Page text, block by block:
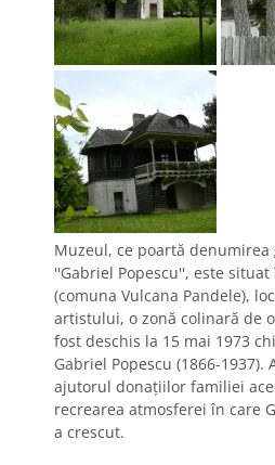
Muzeul, ce poartă denumirea
''Gabriel Popescu'', este
(comuna Vulcana Pandele),
artistului, o zonă colinară de
fost deschis la 15 mai 1973
Gabriel Popescu (1866-
ajutorul donațiilor familiei
recrearea atmosferei în care
a crescut.